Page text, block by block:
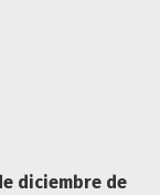
diciembre de